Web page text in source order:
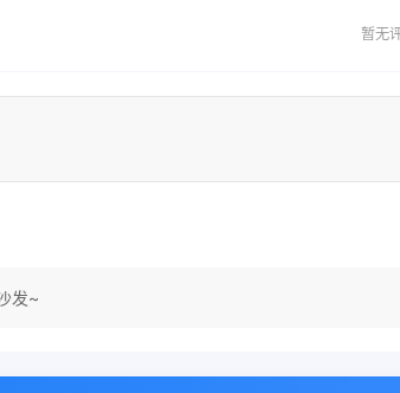
暂无
发~